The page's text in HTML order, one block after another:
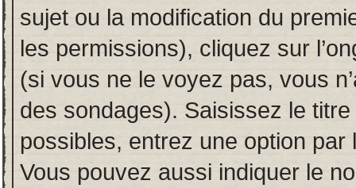
sujet ou la modification du
les permissions), cliquez sur
(si vous ne le voyez pas, vous
des sondages). Saisissez le
possibles, entrez une option
Vous pouvez aussi indiquer le